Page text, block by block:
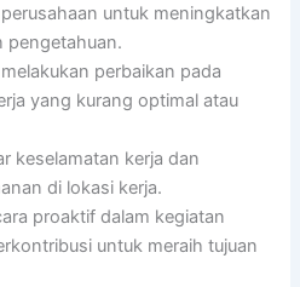
untuk meningkatkan
pengetahuan.
perbaikan pada
yang kurang optimal atau
keselamatan kerja dan
di lokasi kerja.
proaktif dalam kegiatan
untuk meraih tujuan